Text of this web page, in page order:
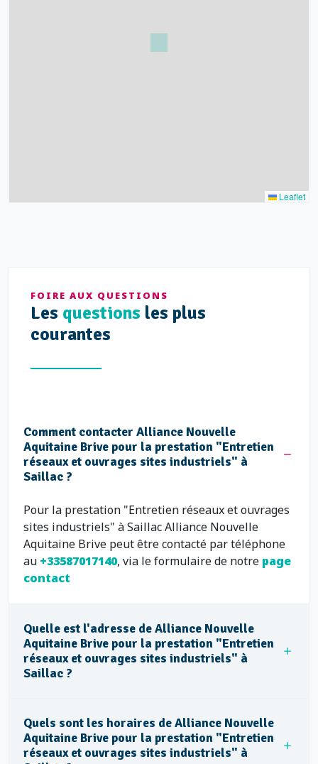
Leaflet
FOIRE AUX QUESTIONS
Les questions les plus
courantes
Comment contacter Alliance Nouvelle
Aquitaine Brive pour la prestation "Entretien
réseaux et ouvrages sites industriels" à
Saillac ?
Pour la prestation "Entretien réseaux et ouvrages
sites industriels" à Saillac Alliance Nouvelle
Aquitaine Brive peut être contacté par téléphone
au +33587017140, via le formulaire de notre page
contact
Quelle est l'adresse de Alliance Nouvelle
Aquitaine Brive pour la prestation "Entretien
réseaux et ouvrages sites industriels" à
Saillac ?
Quels sont les horaires de Alliance Nouvelle
Aquitaine Brive pour la prestation "Entretien
réseaux et ouvrages sites industriels" à